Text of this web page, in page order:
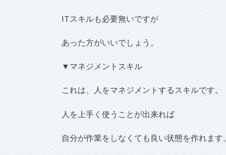
ITスキルも必要無いですが
あった方がいいでしょう。
▼マネジメントスキル
これは、人をマネジメントするスキルです。
人を上手く使うことが出来れば
自分が作業をしなくても良い状態を作れます